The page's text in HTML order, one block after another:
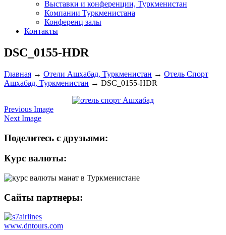
Выставки и конференции, Туркменистан
Компании Туркменистана
Конференц залы
Контакты
DSC_0155-HDR
Главная → Отели Ашхабад, Туркменистан → Отель Спорт
Ашхабад, Туркменистан → DSC_0155-HDR
Previous Image
Next Image
Поделитесь с друзьями:
Курс валюты:
Сайты партнеры:
www.dntours.com